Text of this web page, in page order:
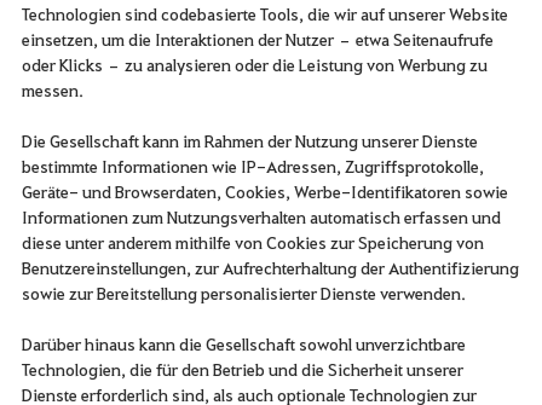
Technologien sind codebasierte Tools, die wir auf unserer Website
einsetzen, um die Interaktionen der Nutzer – etwa Seitenaufrufe
oder Klicks – zu analysieren oder die Leistung von Werbung zu
messen.
Die Gesellschaft kann im Rahmen der Nutzung unserer Dienste
bestimmte Informationen wie IP-Adressen, Zugriffsprotokolle,
Geräte- und Browserdaten, Cookies, Werbe-Identifikatoren sowie
Informationen zum Nutzungsverhalten automatisch erfassen und
diese unter anderem mithilfe von Cookies zur Speicherung von
Benutzereinstellungen, zur Aufrechterhaltung der Authentifizierung
sowie zur Bereitstellung personalisierter Dienste verwenden.
Darüber hinaus kann die Gesellschaft sowohl unverzichtbare
Technologien, die für den Betrieb und die Sicherheit unserer
Dienste erforderlich sind, als auch optionale Technologien zur